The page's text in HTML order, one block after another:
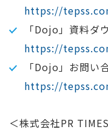
https://
「Dojo」資料ダ
https://
「Dojo」お問い
https://
＜株式会社PR